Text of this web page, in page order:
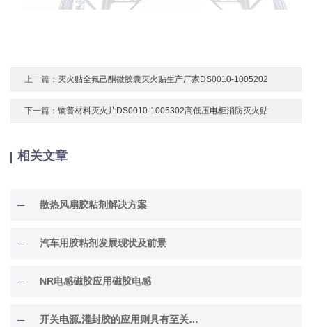
上一篇： 灭火贴全氟己酮微胶囊灭火贴生产厂家DS0010-1005202
下一篇：镝普材料灭火片DS0010-1005302高低压电柜消防灭火贴
相关文章
散热风扇胶粘剂解决方案
汽车用胶粘剂发展现状及前景
NR电感磁胶应用磁胶电感
开关电源,灌封胶的应用则具有至关重要的作用。选择和应用开关电源灌封胶时需要注意的一些要求和注意事项：